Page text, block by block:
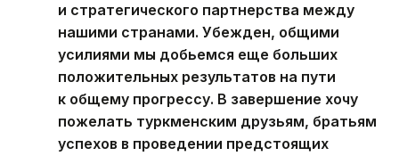
и стратегического партнерства между
нашими странами. Убежден, общими
усилиями мы добьемся еще больших
положительных результатов на пути
к общему прогрессу. В завершение хочу
пожелать туркменским друзьям, братьям
успехов в проведении предстоящих